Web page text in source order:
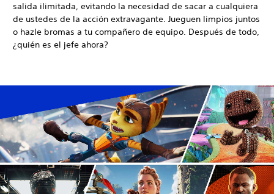
salida ilimitada, evitando la necesidad de sacar a cualquiera
de ustedes de la acción extravagante. Jueguen limpios juntos
o hazle bromas a tu compañero de equipo. Después de todo,
¿quién es el jefe ahora?